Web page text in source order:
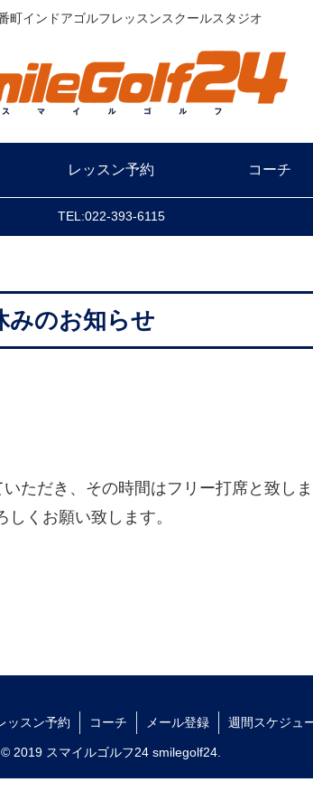
町インドアゴルフレッスンスクールスタジオ
レッスン予約 コーチ
TEL:022-393-6115
みのお知らせ
ただき、その時間はフリー打席と致しま
くお願い致します。
ッスン予約 コーチ メール登録 週間スケジュ
© 2019 スマイルゴルフ24 smilegolf24.